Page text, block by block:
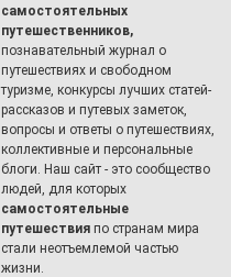
самостоятельных
путешественников,
познавательный журнал о
путешествиях и свободном
туризме, конкурсы лучших статей-
рассказов и путевых заметок,
вопросы и ответы о путешествиях,
коллективные и персональные
блоги. Наш сайт - это сообщество
людей, для которых
самостоятельные
путешествия по странам мира
стали неотъемлемой частью
жизни.